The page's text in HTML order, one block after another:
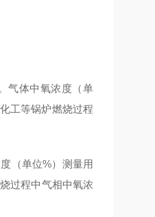
气体中氧浓度（单
工等锅炉燃烧过程
（单位%）测量用
过程中气相中氧浓